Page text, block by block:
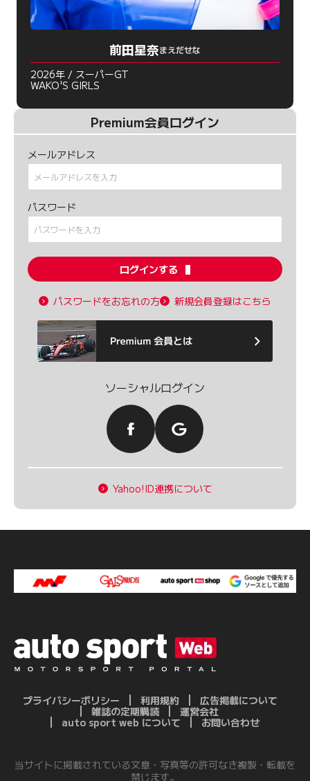
前田星奈まえだせな
2026年 / スーパーGT
WAKO'S GIRLS
Premium会員ログイン
メールアドレス
パスワード
ログインする
パスワードをお忘れの方 新規会員登録はこちら
ソーシャルログイン
Yahoo!ID連携について
プライバシーポリシー 利用規約
広告掲載について
雑誌の定期購読
運営会社
auto sport web について
お問い合わせ
当サイトに掲載されている文章・写真等の許可なき複製・転載を
禁じます。